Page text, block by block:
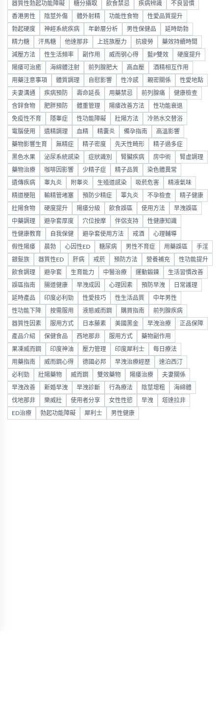
器質性勃起功能障礙 糖分攝取 飲食禁忌 疾病辨識 不良習慣
香港男性 陰莖外傷 體外射精 功能性食物 性愛品質提升
勃起硬度 神經系統疾病 年齡層分析 男性保健品 延時助勃
精力糖 汗馬糖 他達那非 上班族壓力 抗疲勞 藥效持續時間
減壓方法 性生活頻率 副作用 威而钢心得 藍P雙效 硬度提升
陽痿可治癒 海綿體注射 前列腺肥大 高血壓 酒精相互作用
用藥注意事項 體質調理 自慰影響 性冷感 親密關係 性愛地點
夫妻溝通 疾病預防 壽命延長 用藥禁忌 前列腺痛 健康檢查
含鋅食物 肥胖預防 體重管理 陽痿改善方法 性功能衰退
免疫性不育 隱睾症 性功能障礙 壯陽方法 冷熱水交替浴
電腦使用 遺精調理 血精 精囊炎 備孕指南 高溫影響
藥物影響生育 無精症 精子密度 先天性畸形 精子過多症
黑色水果 泌尿系統感染 症狀識別 腎臟疾病 房中術 腎虛調理
藥物治療 咖啡因影響 少精子症 精子品質 染色體異常
遺傳疾病 睾丸炎 附睾炎 生殖道感染 吸菸危害 精液氣味
精道梗阻 輸精管堵塞 預防少精症 睪丸炎 不孕檢查 精子健康
壯陽食物 硬度提升 陽痿分級 飲食誤區 使用方法 早洩誤區
中藥調理 避孕套厚度 穴位按摩 伴侶支持 性健康知識
性健康教育 自我保健 避孕套使用方法 戒酒 心理輔導
假性陽痿 晨勃 心因性ED 糖尿病 男性不育症 用藥誤區 手淫
銀髮族 器質性ED 肝病 戒菸 預防方法 營養補充 性功能提升
飲食調理 避孕套 生育能力 中醫治療 運動鍛鍊 生活習慣改善
誤區指南 腸道健康 早洩成因 心理因素 預防早洩 日常護理
延時產品 印度必利勁 性愛技巧 性生活品質 中年男性
性功能下降 按需服用 液態威而鋼 購買指南 前列腺疾病
器質性因素 服用方式 日本藤素 美國黑金 早洩治療 正品保障
產品介紹 保健食品 西地那非 服用方式 藥物副作用
果凍威而鋼 印度神油 壓力管理 印度犀利士 每日療法
用藥指南 威而鋼心得 德國必邦 早洩治療經歷 達泊西汀
必利勁 壯陽藥物 威而鋼 雙效藥物 陽痿治療 夫妻關係
早洩改善 新婚早洩 早洩診斷 行為療法 陰莖增粗 海綿體
伐地那非 樂威壯 使用者分享 女性性慾 早洩 塔達拉非
ED治療 勃起功能障礙 犀利士 男性健康